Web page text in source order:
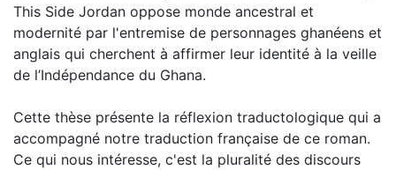
This Side Jordan oppose monde ancestral et
modernité par l'entremise de personnages ghanéens et
anglais qui cherchent à affirmer leur identité à la veille
de l’Indépendance du Ghana.
Cette thèse présente la réflexion traductologique qui a
accompagné notre traduction française de ce roman.
Ce qui nous intéresse, c'est la pluralité des discours